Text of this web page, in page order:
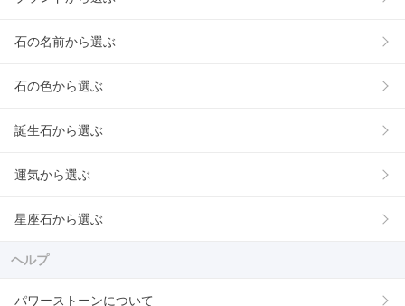
石の名前から選ぶ
石の色から選ぶ
誕生石から選ぶ
運気から選ぶ
星座石から選ぶ
ヘルプ
パワーストーンについて